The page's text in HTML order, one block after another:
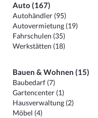
Auto (167)
Autohändler (95)
Autovermietung (19)
Fahrschulen (35)
Werkstätten (18)
Bauen & Wohnen (15)
Baubedarf (7)
Gartencenter (1)
Hausverwaltung (2)
Möbel (4)